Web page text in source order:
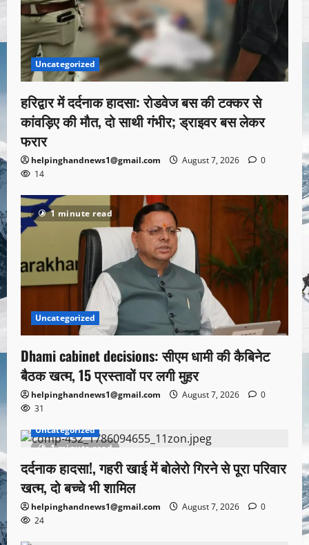
Uncategorized
हरिद्वार में दर्दनाक हादसा: रोडवेज बस की टक्कर से
कांवड़िए की मौत, दो साथी गंभीर; ड्राइवर बस लेकर
फरार
helpinghandnews1@gmail.com August 7, 2026
0
14
1 minute read
Uncategorized
Dhami cabinet decisions: सीएम धामी की कैबिनेट
बैठक खत्म, 15 प्रस्तावों पर लगी मुहर
helpinghandnews1@gmail.com August 7, 2026
0
31
1 minute read
Uncategorized
दर्दनाक हादसा!, गहरी खाई में बोलेरो गिरने से पूरा परिवार
खत्म, दो बच्चे भी शामिल
helpinghandnews1@gmail.com August 7, 2026
0
24